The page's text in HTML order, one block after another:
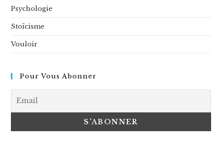
Psychologie
Stoïcisme
Vouloir
Pour Vous Abonner